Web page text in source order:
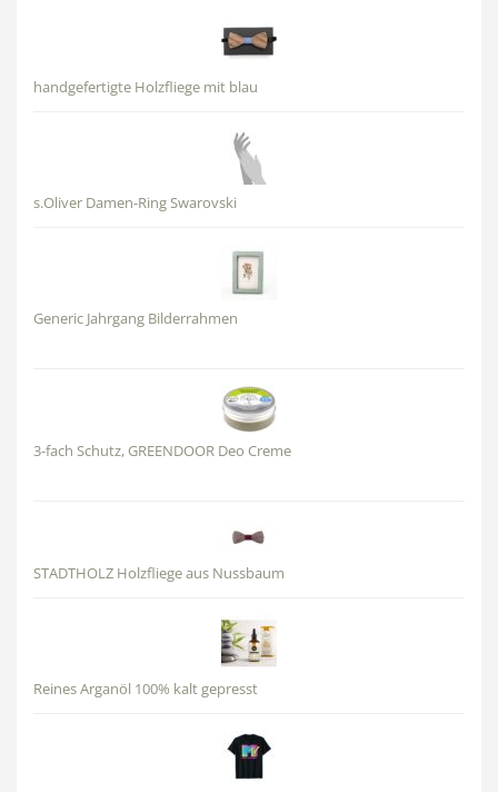
handgefertigte Holzfliege mit blau
s.Oliver Damen-Ring Swarovski
Generic Jahrgang Bilderrahmen
3-fach Schutz, GREENDOOR Deo Creme
STADTHOLZ Holzfliege aus Nussbaum
Reines Arganöl 100% kalt gepresst